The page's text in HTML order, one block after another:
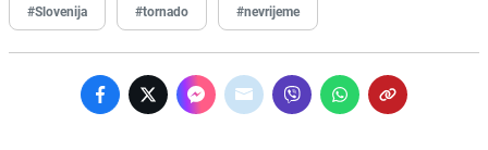
#Slovenija #tornado #nevrijeme